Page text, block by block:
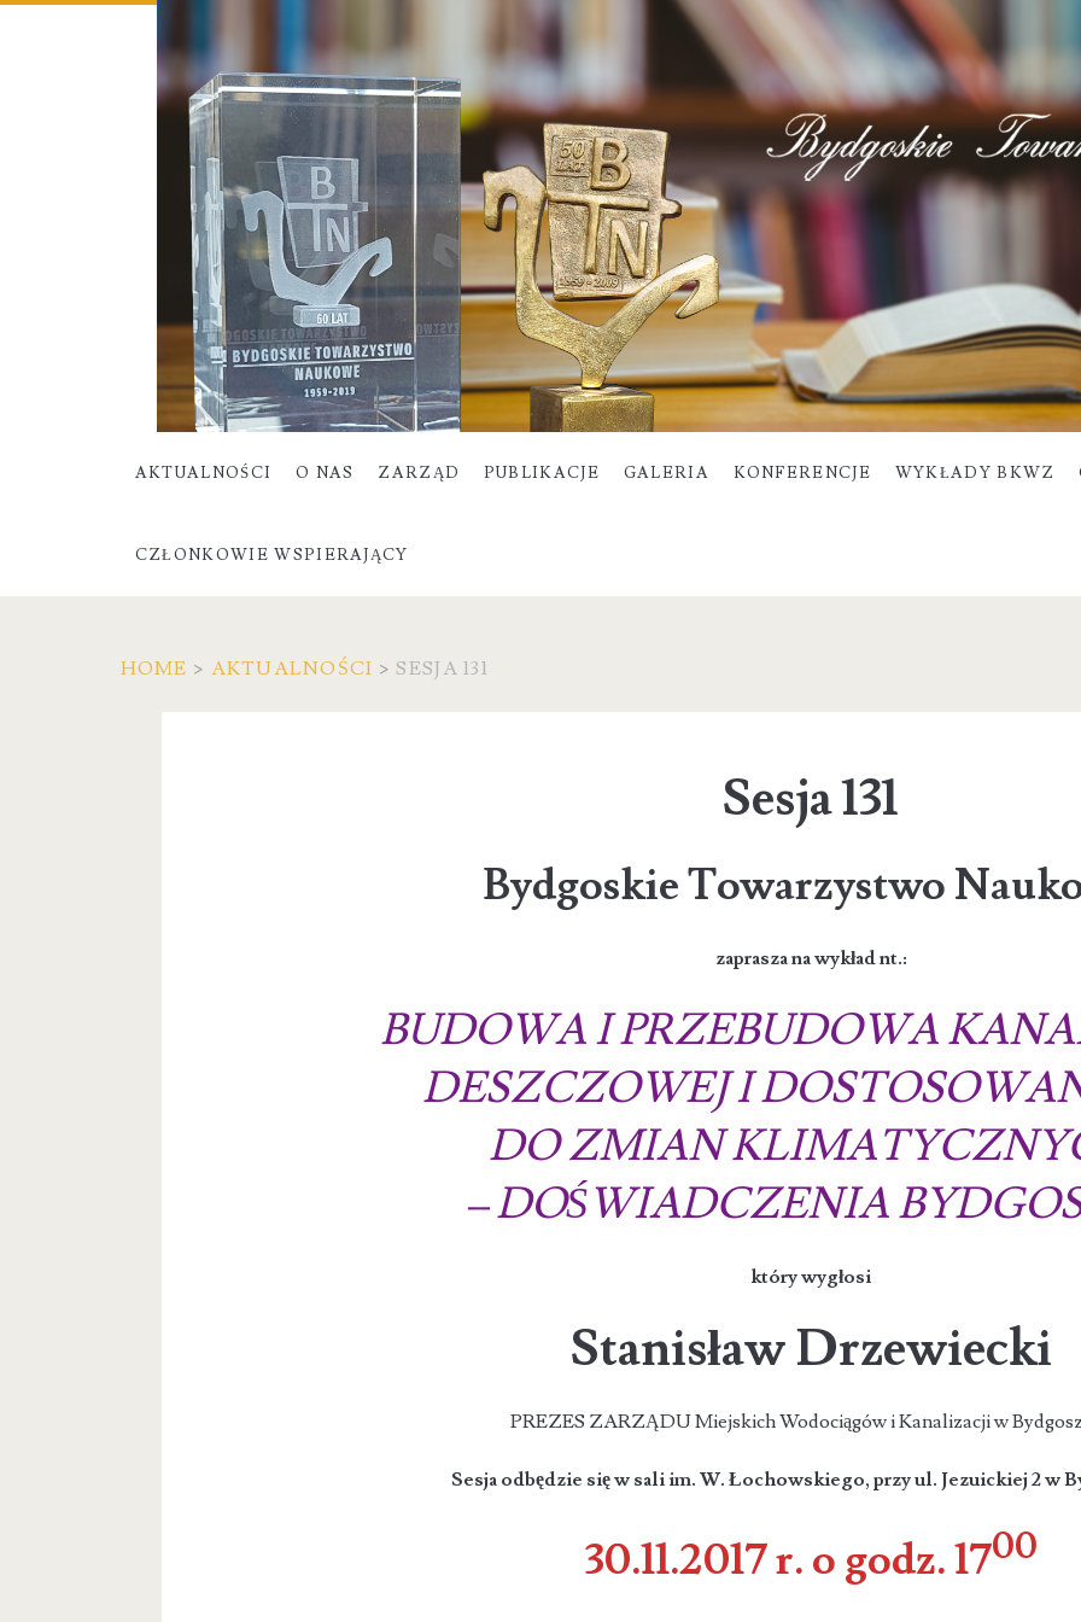
AKTUALNOŚCI O NAS ZARZĄD PUBLIKACJE GALERIA KONFERENCJE WYKŁADY BKWZ
CZŁONKOWIE WSPIERAJĄCY
HOME > AKTUALNOŚCI >SESJA 131
Sesja 131
Bydgoskie Towarzystwo
zaprasza na wykład nt.:
BUDOWA I PRZEBUDOWA
DESZCZOWEJ I
DO ZMIAN
– DOŚWIADCZENIA
który wygłosi
Stanisław Drzewiecki
PREZES ZARZĄDU Miejskich Wodociągów i Kanalizacji w
Sesja odbędzie się w sali im. W. Łochowskiego, przy ul. Jezuickiej 2 w
30.11.2017 r. o godz. 1700